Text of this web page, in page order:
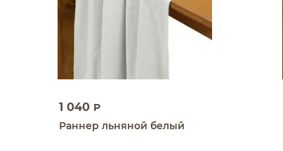
1 040 P
Раннер льняной белый